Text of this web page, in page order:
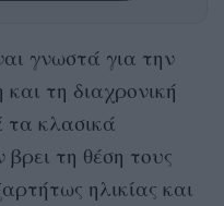
γνωστά για την
και τη διαχρονική
τα κλασικά
τη θέση τους
ηλικίας και